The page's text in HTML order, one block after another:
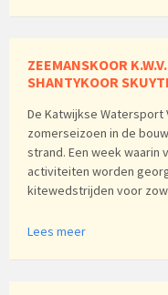
ZEEMANSKOOR
SHANTYKOOR
De Katwijkse
zomerseizoen in de
strand. Een week waarin
activiteiten worden
kitewedstrijden voor
Lees meer